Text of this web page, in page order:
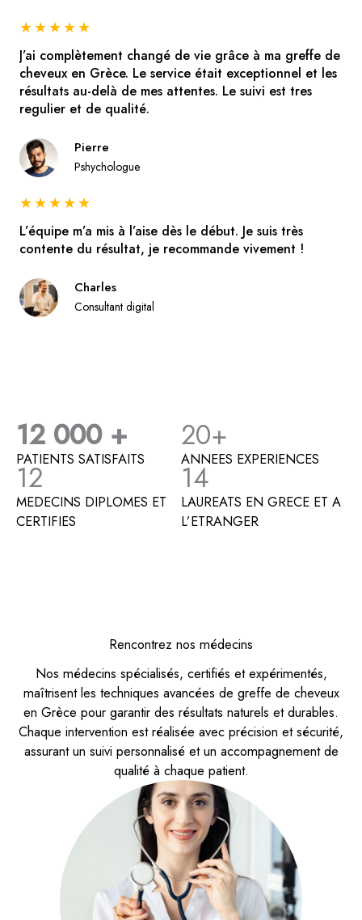
★★★★★
J’ai complètement changé de vie grâce à ma greffe de
cheveux en Grèce. Le service était exceptionnel et les
résultats au-delà de mes attentes. Le suivi est tres
regulier et de qualité.
Pierre
Pshychologue
★★★★★
L’équipe m’a mis à l’aise dès le début. Je suis très
contente du résultat, je recommande vivement !
Charles
Consultant digital
12 000 +
PATIENTS SATISFAITS
20+
ANNEES EXPERIENCES
12
MEDECINS DIPLOMES ET
CERTIFIES
14
LAUREATS EN GRECE ET A
L’ETRANGER
Rencontrez nos médecins
Nos médecins spécialisés, certifiés et expérimentés,
maîtrisent les techniques avancées de greffe de cheveux
en Grèce pour garantir des résultats naturels et durables.
Chaque intervention est réalisée avec précision et sécurité,
assurant un suivi personnalisé et un accompagnement de
qualité à chaque patient.